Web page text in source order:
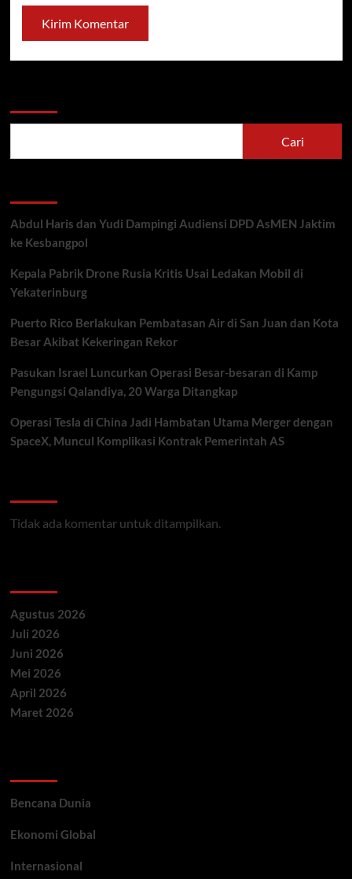
Cari
Abdul Haris dan Yudi Dampingi Audiensi DPD AsMEN Jaktim
ke Kesbangpol
Kepala Pabrik Drone Rusia Kritis Usai Ledakan Mobil di
Yekaterinburg
Puerto Rico Berlakukan Pembatasan Air di San Juan dan Kota
Besar Akibat Kekeringan Rekor
Pasukan Israel Luncurkan Operasi Besar-besaran di Kamp
Pengungsi Qalandiya, 20 Warga Ditangkap
Operasi Tesla di China Jadi Hambatan Utama Merger dengan
SpaceX, Muncul Komplikasi Kontrak Pemerintah AS
Tidak ada komentar untuk ditampilkan.
Agustus 2026
Juli 2026
Juni 2026
Mei 2026
April 2026
Maret 2026
Bencana Dunia
Ekonomi Global
Internasional